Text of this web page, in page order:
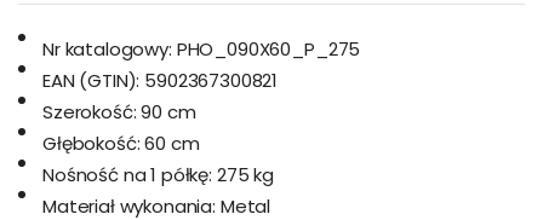
Nr katalogowy: PHO_090X60_P_275
EAN (GTIN): 5902367300821
Szerokość: 90 cm
Głębokość: 60 cm
Nośność na 1 półkę: 275 kg
Materiał wykonania: Metal